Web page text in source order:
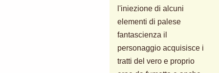
l'iniezione di alcuni
elementi di palese
fantascienza il
personaggio acquisisce i
tratti del vero e proprio